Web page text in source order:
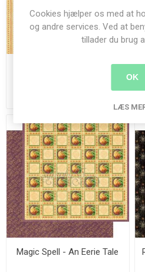
Grand Illusion - An Eerie
Magic Spell - An Eerie Tale
Cookies hjælper os med at
og andre services. Ved at
tillader du brug
OK
LÆS